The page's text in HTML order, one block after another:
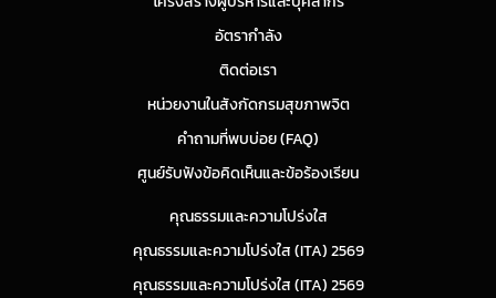
อัตรากำลัง
ติดต่อเรา
หน่วยงานในสังกัดกรมสุขภาพจิต
คำถามที่พบบ่อย (FAQ)
ศูนย์รับฟังข้อคิดเห็นและข้อร้องเรียน
คุณธรรมและความโปร่งใส
คุณธรรมและความโปร่งใส (ITA) 2569
คุณธรรมและความโปร่งใส (ITA) 2569